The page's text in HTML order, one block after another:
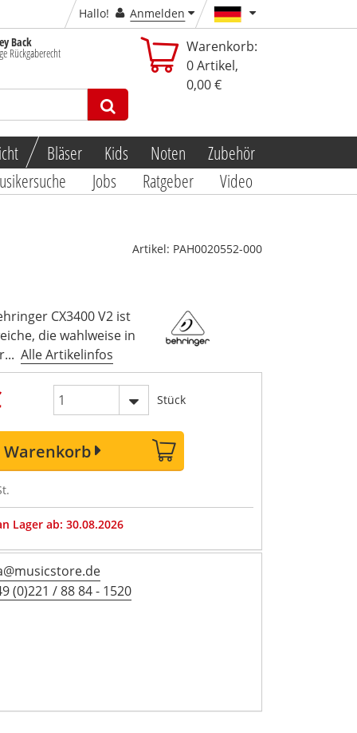
Hallo!
Anmelden
Back
Rückgaberecht
Warenkorb:
0 Artikel,
0,00 €
Bläser Kids Noten
Zubehör
Jobs Ratgeber Video
Artikel: PAH0020552-000
CX3400 V2 ist
die wahlweise in
Alle Artikelinfos
Stück
Lager ab: 30.08.2026
(0)221 / 88 84 - 1520